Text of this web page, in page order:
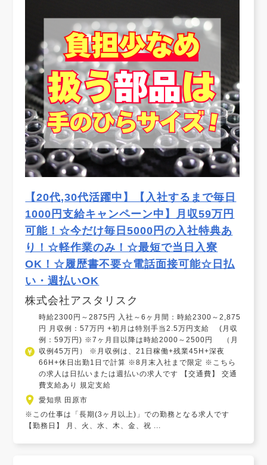
【20代,30代活躍中】【入社するまで毎日
1000円支給キャンペーン中】月収59万円
可能！☆今だけ毎日5000円の入社特典あ
り！☆軽作業のみ！☆最短で当日入寮
OK！☆履歴書不要☆電話面接可能☆日払
い・週払いOK
株式会社アスタリスク
時給2300円～2875円 入社～6ヶ月間：時給2300～2,875
円 月収例：57万円 +初月は特別手当2.5万円支給 (月収
例：59万円) ※7ヶ月目以降は時給2000～2500円 （月
収例45万円） ※月収例は、21日稼働+残業45H+深夜
66H+休日出勤1日で計算 ※8月末入社まで限定 ※こちら
の求人は日払いまたは週払いの求人です 【交通費】 交通
費支給あり 規定支給
愛知県 田原市
※この仕事は「長期(3ヶ月以上)」での勤務となる求人です
【勤務日】 月、火、水、木、金、祝 ...